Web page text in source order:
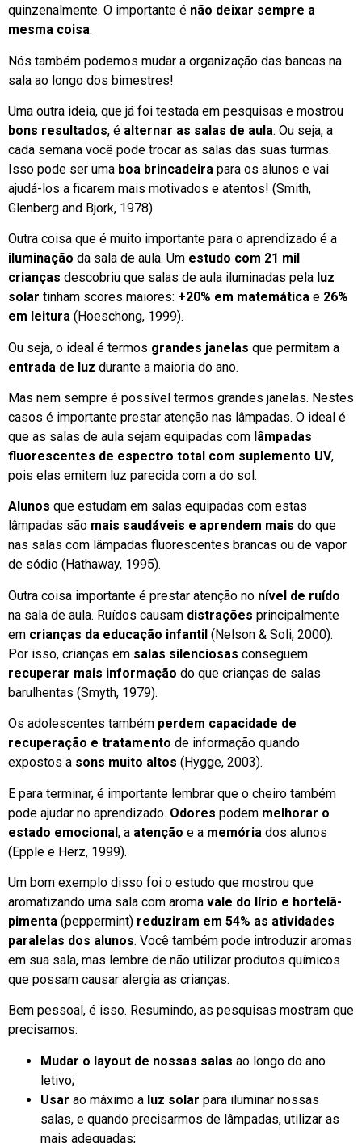
quinzenalmente. O importante é não deixar sempre a
mesma coisa.
Nós também podemos mudar a organização das bancas na
sala ao longo dos bimestres!
Uma outra ideia, que já foi testada em pesquisas e mostrou
bons resultados, é alternar as salas de aula. Ou seja, a
cada semana você pode trocar as salas das suas turmas.
Isso pode ser uma boa brincadeira para os alunos e vai
ajudá-los a ficarem mais motivados e atentos! (Smith,
Glenberg and Bjork, 1978).
Outra coisa que é muito importante para o aprendizado é a
iluminação da sala de aula. Um estudo com 21 mil
crianças descobriu que salas de aula iluminadas pela luz
solar tinham scores maiores: +20% em matemática e 26%
em leitura (Hoeschong, 1999).
Ou seja, o ideal é termos grandes janelas que permitam a
entrada de luz durante a maioria do ano.
Mas nem sempre é possível termos grandes janelas. Nestes
casos é importante prestar atenção nas lâmpadas. O ideal é
que as salas de aula sejam equipadas com lâmpadas
fluorescentes de espectro total com suplemento UV,
pois elas emitem luz parecida com a do sol.
Alunos que estudam em salas equipadas com estas
lâmpadas são mais saudáveis e aprendem mais do que
nas salas com lâmpadas fluorescentes brancas ou de vapor
de sódio (Hathaway, 1995).
Outra coisa importante é prestar atenção no nível de ruído
na sala de aula. Ruídos causam distrações principalmente
em crianças da educação infantil (Nelson & Soli, 2000).
Por isso, crianças em salas silenciosas conseguem
recuperar mais informação do que crianças de salas
barulhentas (Smyth, 1979).
Os adolescentes também perdem capacidade de
recuperação e tratamento de informação quando
expostos a sons muito altos (Hygge, 2003).
E para terminar, é importante lembrar que o cheiro também
pode ajudar no aprendizado. Odores podem melhorar o
estado emocional, a atenção e a memória dos alunos
(Epple e Herz, 1999).
Um bom exemplo disso foi o estudo que mostrou que
aromatizando uma sala com aroma vale do lírio e hortelã-
pimenta (peppermint) reduziram em 54% as atividades
paralelas dos alunos. Você também pode introduzir aromas
em sua sala, mas lembre de não utilizar produtos químicos
que possam causar alergia as crianças.
Bem pessoal, é isso. Resumindo, as pesquisas mostram que
precisamos:
Mudar o layout de nossas salas ao longo do ano
letivo;
Usar ao máximo a luz solar para iluminar nossas
salas, e quando precisarmos de lâmpadas, utilizar as
mais adequadas;